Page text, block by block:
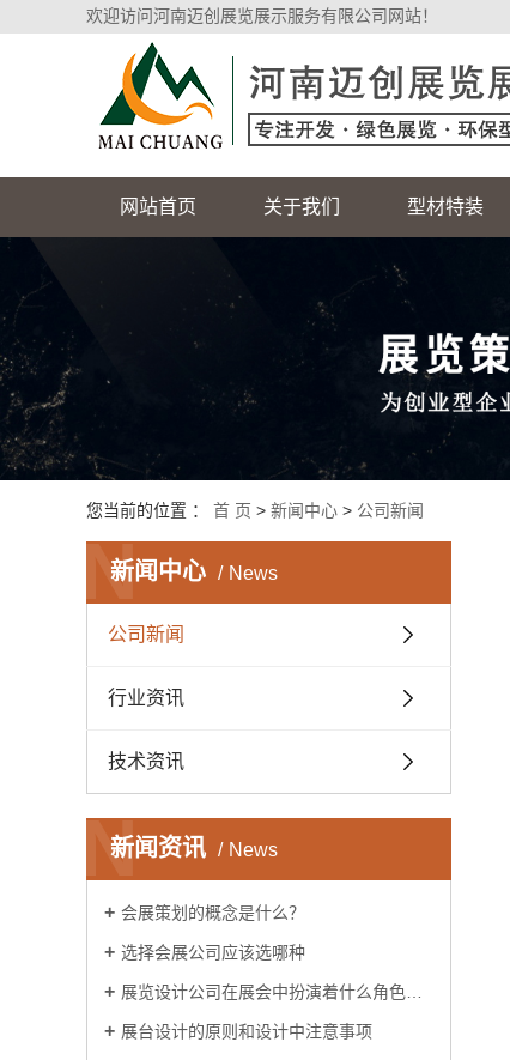
欢迎访问河南迈创展览展示服务有限公司网站！
网站首页 关于我们 型材特装
您当前的位置 ： 首 页 > 新闻中心 > 公司新闻
新闻中心 News
N
公司新闻
行业资讯
技术资讯
新闻资讯 News
N
会展策划的概念是什么？
选择会展公司应该选哪种
展览设计公司在展会中扮演着什么角色呢？
展台设计的原则和设计中注意事项